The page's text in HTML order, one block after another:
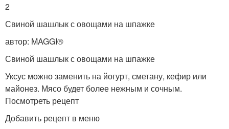
2
Свиной шашлык с овощами на шпажке
автор: MAGGI®
Свиной шашлык с овощами на шпажке
Уксус можно заменить на йогурт, сметану, кефир или
майонез. Мясо будет более нежным и сочным.
Посмотреть рецепт
Добавить рецепт в меню